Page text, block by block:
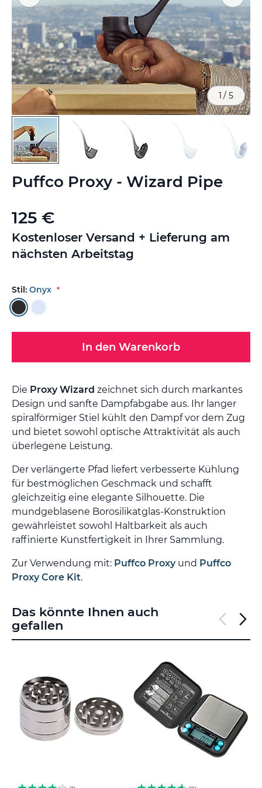
Puffco Proxy - Wizard Pipe
125 €
Kostenloser Versand + Lieferung am
nächsten Arbeitstag
Stil: Onyx
In den Warenkorb
Die Proxy Wizard zeichnet sich durch markantes
Design und sanfte Dampfabgabe aus. Ihr langer
spiralförmiger Stiel kühlt den Dampf vor dem Zug
und bietet sowohl optische Attraktivität als auch
überlegene Leistung.
Der verlängerte Pfad liefert verbesserte Kühlung
für bestmöglichen Geschmack und schafft
gleichzeitig eine elegante Silhouette. Die
mundgeblasene Borosilikatglas-Konstruktion
gewährleistet sowohl Haltbarkeit als auch
raffinierte Kunstfertigkeit in Ihrer Sammlung.
Zur Verwendung mit: Puffco Proxyund Puffco
Proxy Core Kit.
1 / 5
Anfang
springen
Das könnte Ihnen auch
gefallen